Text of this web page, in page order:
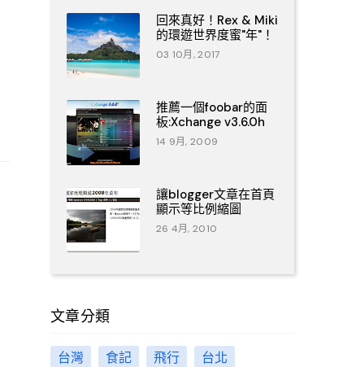
回來真好！Rex & Miki
的環遊世界度蜜"年"！
03 10月, 2017
推薦一個foobar的面
板:Xchange v3.6.0h
14 9月, 2009
讓blogger文章在首頁
顯示等比例縮圖
26 4月, 2010
文章分類
台灣 食記 飛行
台北